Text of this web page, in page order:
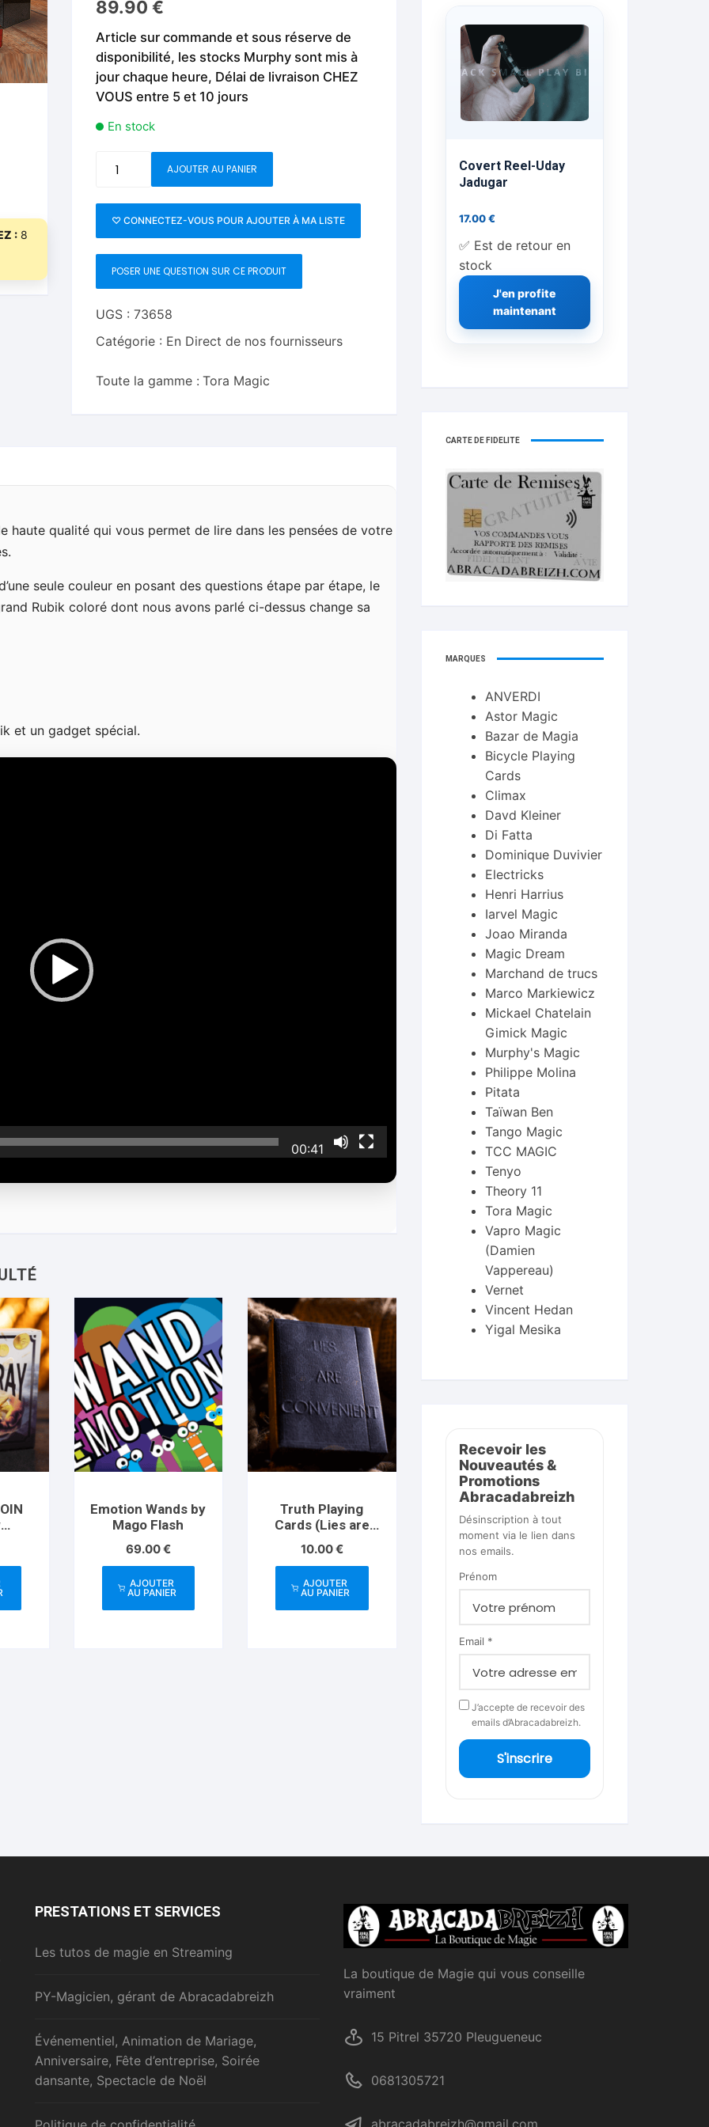
Foulards C.Up
Liquides C.Up
Mentalisme close up
Feu
Foulards
La Magie pour les Enfants
Mentalisme salon et scène
Pièces-Billets
Livres sur la Magie
impromptue
Neige, rubans, FP, Foulards …
: 8
89.90€
Article sur commande et sous réserve de
disponibilité, les stocks Murphy sont mis à
jour chaque heure, Délai de livraison CHEZ
VOUS entre 5 et 10 jours
En stock
RUBIK
by
Tora
Magic
-
Trick
AJOUTER AU PANIER
♡ CONNECTEZ-VOUS POUR AJOUTER À MA LISTE
POSER UNE QUESTION SUR CE PRODUIT
UGS :73658
Catégorie : En Direct de nos fournisseurs
Toute la gamme : Tora Magic
haute qualité qui vous permet de lire dans les pensées de votre
seule couleur en posant des questions étape par étape, le
Rubik coloré dont nous avons parlé ci-dessus change sa
et un gadget spécial.
00:41
Emotion Wands by
Mago Flash
69.00€
AJOUTER
AU PANIER
Truth Playing
Cards (Lies are
Convenient)
10.00€
AJOUTER
AU PANIER
Covert Reel-Uday
Jadugar
17.00€
✅ Est de retour en
stock
J'en profite
maintenant
CARTE DE FIDELITÉ
MARQUES
ANVERDI
Astor Magic
Bazar de Magia
Bicycle Playing
Cards
Climax
Davd Kleiner
Di Fatta
Dominique Duvivier
Electricks
Henri Harrius
Iarvel Magic
Joao Miranda
Magic Dream
Marchand de trucs
Marco Markiewicz
Mickael Chatelain
Gimick Magic
Murphy's Magic
Philippe Molina
Pitata
Taïwan Ben
Tango Magic
TCC MAGIC
Tenyo
Theory 11
Tora Magic
Vapro Magic
(Damien
Vappereau)
Vernet
Vincent Hedan
Yigal Mesika
Recevoir les
Nouveautés &
Promotions
Abracadabreizh
Désinscription à tout
moment via le lien dans
nos emails.
Prénom
Email *
J’accepte de recevoir des
emails d’Abracadabreizh.
S'inscrire
PRESTATIONS ET SERVICES
Les tutos de magie en Streaming
PY-Magicien, gérant de Abracadabreizh
Événementiel, Animation de Mariage,
Anniversaire, Fête d’entreprise, Soirée
dansante, Spectacle de Noël
La boutique de Magie qui vous conseille
vraiment
15 Pitrel 35720 Pleugueneuc
0681305721